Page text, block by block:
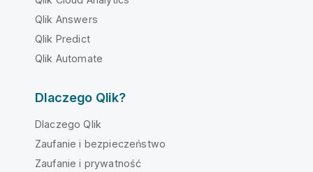
Qlik Answers
Qlik Predict
Qlik Automate
Dlaczego Qlik?
Dlaczego Qlik
Zaufanie i bezpieczeństwo
Zaufanie i prywatność